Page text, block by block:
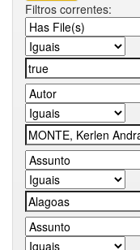
Filtros correntes: